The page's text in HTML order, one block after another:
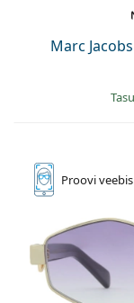
Marc
Prooviveebis